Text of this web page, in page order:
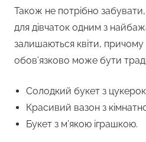
Також не потрібно
для дівчаток одним з
залишаються квіти,
обов’язково може бути
Солодкий букет з
Красивий вазон з
Букет з м’якою іграшкою.